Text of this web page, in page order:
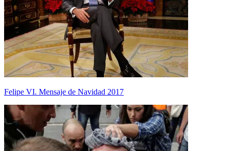
Felipe VI. Mensaje de Navidad 2017